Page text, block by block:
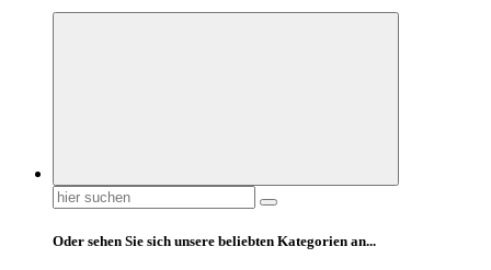
Suchen
nach:
Oder sehen Sie sich unsere beliebten Kategorien an...